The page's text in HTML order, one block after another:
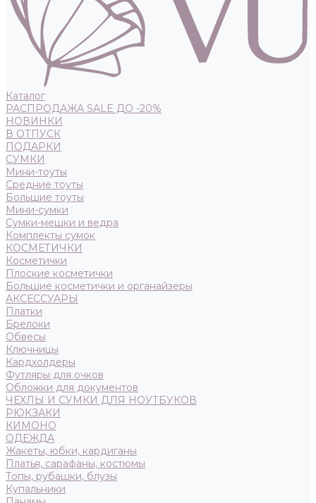
Каталог
РАСПРОДАЖА SALE ДО -20%
НОВИНКИ
В ОТПУСК
ПОДАРКИ
СУМКИ
Мини-тоуты
Средние тоуты
Большие тоуты
Мини-сумки
Сумки-мешки и ведра
Комплекты сумок
КОСМЕТИЧКИ
Косметички
Плоские косметички
Большие косметички и органайзеры
АКСЕССУАРЫ
Платки
Брелоки
Обвесы
Ключницы
Кардхолдеры
Футляры для очков
Обложки для документов
ЧЕХЛЫ И СУМКИ ДЛЯ НОУТБУКОВ
РЮКЗАКИ
КИМОНО
ОДЕЖДА
Жакеты, юбки, кардиганы
Платья, сарафаны, костюмы
Топы, рубашки, блузы
Купальники